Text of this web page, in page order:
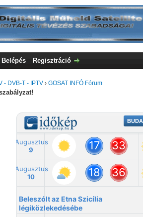
Belépés Regisztráció
- DVB-T - IPTV › GOSAT INFÓ Fórum